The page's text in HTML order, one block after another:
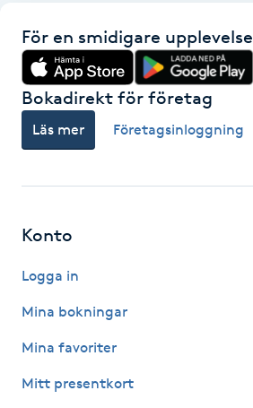
Hårborttagning
Hårbottenbehandling
Hälsprickor
Idrottsmassage
För en smidigare upplevelse
Bokadirekt för företag
Läs mer Företagsinloggning
Konto
Logga in
Mina bokningar
Mina favoriter
Mitt presentkort